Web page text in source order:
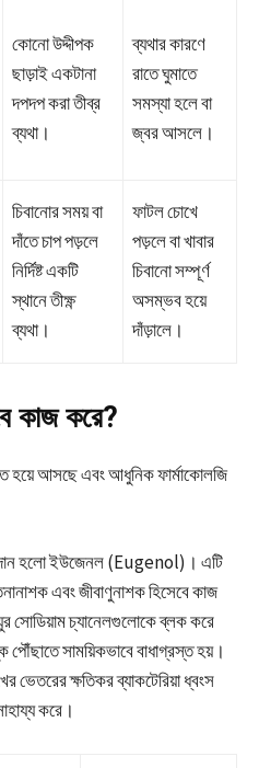
কোনো উদ্দীপক
ছাড়াই একটানা
দপদপ করা তীব্র
ব্যথা।
ব্যথার কারণে
রাতে ঘুমাতে
সমস্যা হলে বা
জ্বর আসলে।
চিবানোর সময় বা
দাঁতে চাপ পড়লে
নির্দিষ্ট একটি
স্থানে তীক্ষ্ণ
ব্যথা।
ফাটল চোখে
পড়লে বা খাবার
চিবানো সম্পূর্ণ
অসম্ভব হয়ে
দাঁড়ালে।
কাজ করে?
হয়ে আসছে এবং আধুনিক ফার্মাকোলজি
হলোইউজেনল (Eugenol) । এটি
এবং জীবাণুনাশক হিসেবে কাজ
সোডিয়াম চ্যানেলগুলোকে ব্লক করে
পৌঁছাতে সাময়িকভাবে বাধাগ্রস্ত হয়।
ভেতরের ক্ষতিকর ব্যাকটেরিয়া ধ্বংস
করে।